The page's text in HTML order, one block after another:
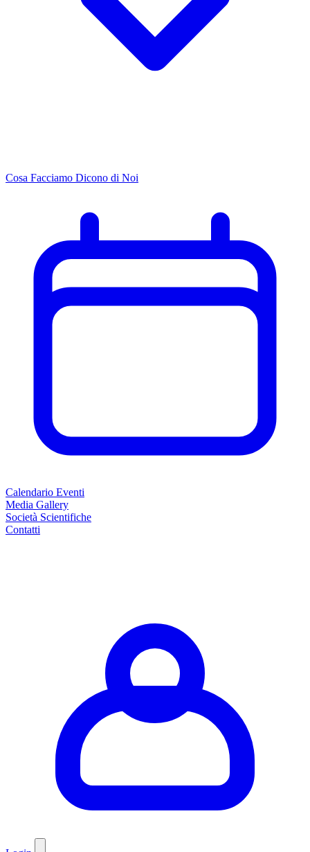
Cosa Facciamo Dicono di Noi
Calendario Eventi
Media Gallery
Società Scientifiche
Contatti